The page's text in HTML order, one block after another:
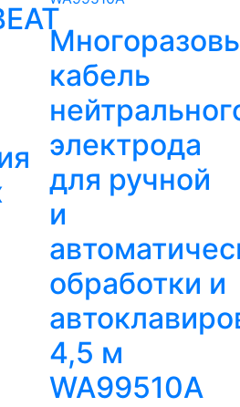
кабель
электрода
для ручной
и
обработки и
4,5 м
WA99510A